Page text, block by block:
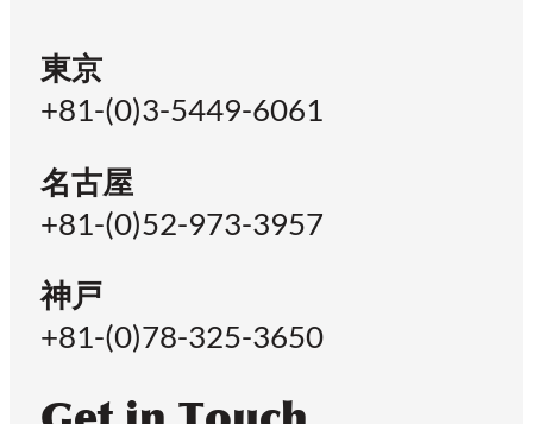
東京
+81-(0)3-5449-6061
名古屋
+81-(0)52-973-3957
神戸
+81-(0)78-325-3650